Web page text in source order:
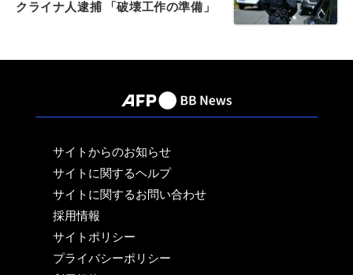
クライナ人逮捕 「破壊工作の準備」
サイトからのお知らせ
サイトに関するヘルプ
サイトに関するお問い合わせ
採用情報
サイトポリシー
プライバシーポリシー